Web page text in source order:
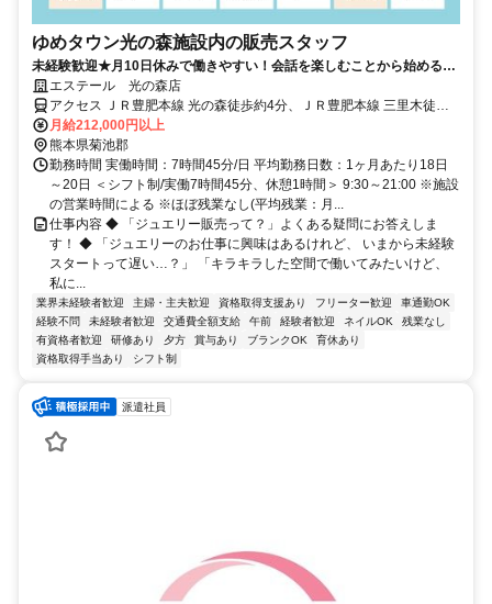
ゆめタウン光の森施設内の販売スタッフ
未経験歓迎★月10日休みで働きやすい！会話を楽しむことから始める販
売★女性活躍中★ほぼ残業なし！
エステール 光の森店
アクセス ＪＲ豊肥本線 光の森徒歩約4分、ＪＲ豊肥本線 三里木徒歩
約15分、ＪＲ豊肥本線 武蔵塚徒歩約26分 JR光の森駅 徒歩３分
月給212,000円以上
熊本県菊池郡
勤務時間 実働時間：7時間45分/日 平均勤務日数：1ヶ月あたり18日
～20日 ＜シフト制/実働7時間45分、休憩1時間＞ 9:30～21:00 ※施設
の営業時間による ※ほぼ残業なし(平均残業：月...
仕事内容 ◆ 「ジュエリー販売って？」よくある疑問にお答えしま
す！ ◆ 「ジュエリーのお仕事に興味はあるけれど、 いまから未経験
スタートって遅い…？」 「キラキラした空間で働いてみたいけど、
私に...
業界未経験者歓迎 主婦・主夫歓迎 資格取得支援あり フリーター歓迎
車通勤OK
経験不問
未経験者歓迎 交通費全額支給 午前 経験者歓迎 ネイルOK
残業なし
有資格者歓迎
研修あり 夕方 賞与あり ブランクOK
育休あり
資格取得手当あり
シフト制
派遣社員